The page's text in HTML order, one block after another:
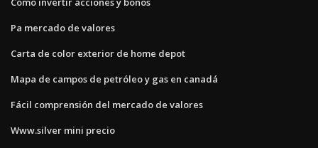
Pa mercado de valores
Carta de color exterior de home depot
Mapa de campos de petróleo y gas en canadá
Fácil comprensión del mercado de valores
Www.silver mini precio